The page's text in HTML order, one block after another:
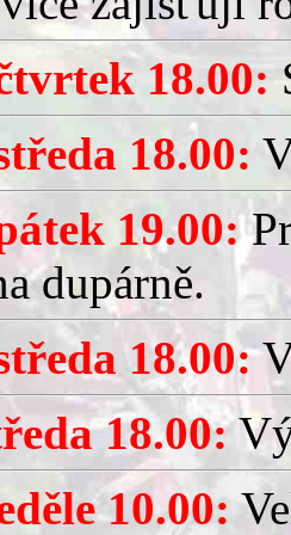
18.00:
18.00:
19.00:
dupárně.
18.00:
18.00:
10.00: